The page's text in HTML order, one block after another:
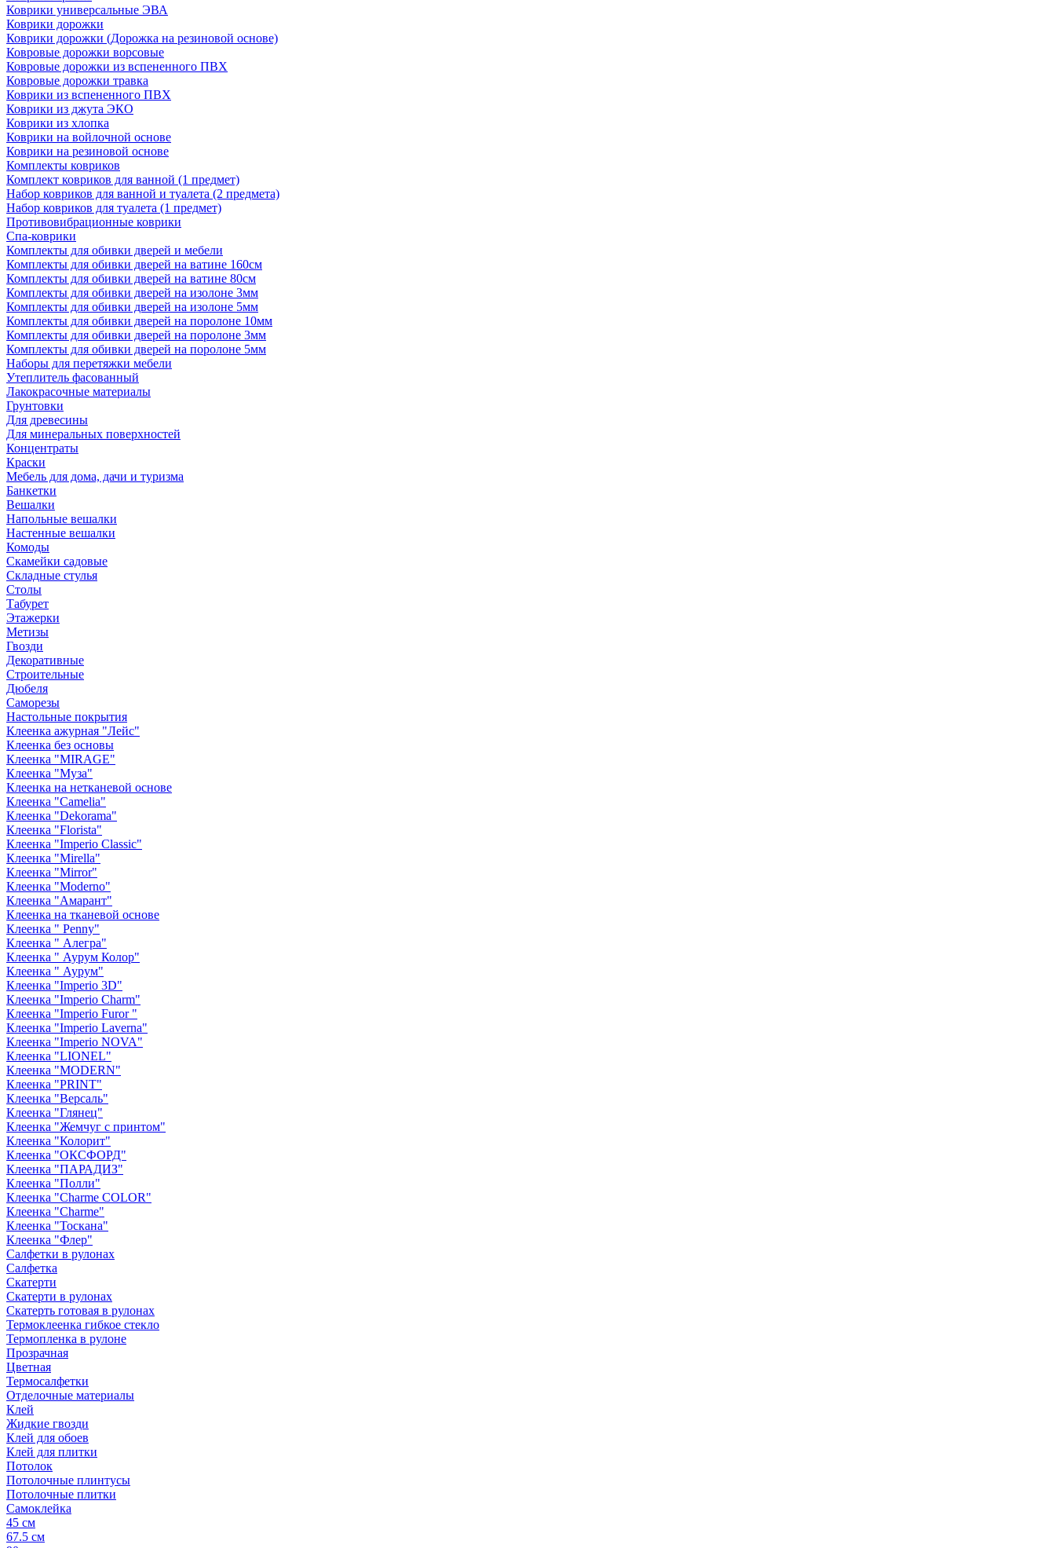
Коврики универсальные ЭВА
Коврики дорожки
Коврики дорожки (Дорожка на резиновой основе)
Ковровые дорожки ворсовые
Ковровые дорожки из вспененного ПВХ
Ковровые дорожки травка
Коврики из вспененного ПВХ
Коврики из джута ЭКО
Коврики из хлопка
Коврики на войлочной основе
Коврики на резиновой основе
Комплекты ковриков
Комплект ковриков для ванной (1 предмет)
Набор ковриков для ванной и туалета (2 предмета)
Набор ковриков для туалета (1 предмет)
Противовибрационные коврики
Спа-коврики
Комплекты для обивки дверей и мебели
Комплекты для обивки дверей на ватине 160см
Комплекты для обивки дверей на ватине 80см
Комплекты для обивки дверей на изолоне 3мм
Комплекты для обивки дверей на изолоне 5мм
Комплекты для обивки дверей на поролоне 10мм
Комплекты для обивки дверей на поролоне 3мм
Комплекты для обивки дверей на поролоне 5мм
Наборы для перетяжки мебели
Утеплитель фасованный
Лакокрасочные материалы
Грунтовки
Для древесины
Для минеральных поверхностей
Концентраты
Краски
Мебель для дома, дачи и туризма
Банкетки
Вешалки
Напольные вешалки
Настенные вешалки
Комоды
Скамейки садовые
Складные стулья
Столы
Табурет
Этажерки
Метизы
Гвозди
Декоративные
Строительные
Дюбеля
Саморезы
Настольные покрытия
Клеенка ажурная "Лейс"
Клеенка без основы
Клеенка "MIRAGE"
Клеенка "Муза"
Клеенка на нетканевой основе
Клеенка "Camelia"
Клеенка "Dekorama"
Клеенка "Florista"
Клеенка "Imperio Classic"
Клеенка "Mirella"
Клеенка "Mirror"
Клеенка "Moderno"
Клеенка "Амарант"
Клеенка на тканевой основе
Клеенка " Penny"
Клеенка " Алегра"
Клеенка " Аурум Колор"
Клеенка " Аурум"
Клеенка "Imperio 3D"
Клеенка "Imperio Charm"
Клеенка "Imperio Furor "
Клеенка "Imperio Laverna"
Клеенка "Imperio NOVA"
Клеенка "LIONEL"
Клеенка "MODERN"
Клеенка "PRINT"
Клеенка "Версаль"
Клеенка "Глянец"
Клеенка "Жемчуг с принтом"
Клеенка "Колорит"
Клеенка "ОКСФОРД"
Клеенка "ПАРАДИЗ"
Клеенка "Полли"
Клеенка "Сharme COLOR"
Клеенка "Сharme"
Клеенка "Тоскана"
Клеенка "Флер"
Салфетки в рулонах
Салфетка
Скатерти
Скатерти в рулонах
Скатерть готовая в рулонах
Термоклеенка гибкое стекло
Термопленка в рулоне
Прозрачная
Цветная
Термосалфетки
Отделочные материалы
Клей
Жидкие гвозди
Клей для обоев
Клей для плитки
Потолок
Потолочные плинтусы
Потолочные плитки
Самоклейка
45 см
67.5 см